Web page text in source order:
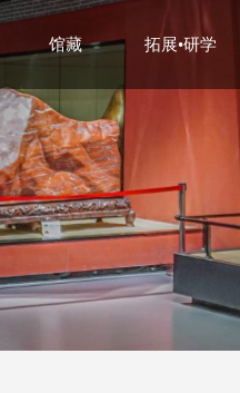
馆藏 拓展•研学